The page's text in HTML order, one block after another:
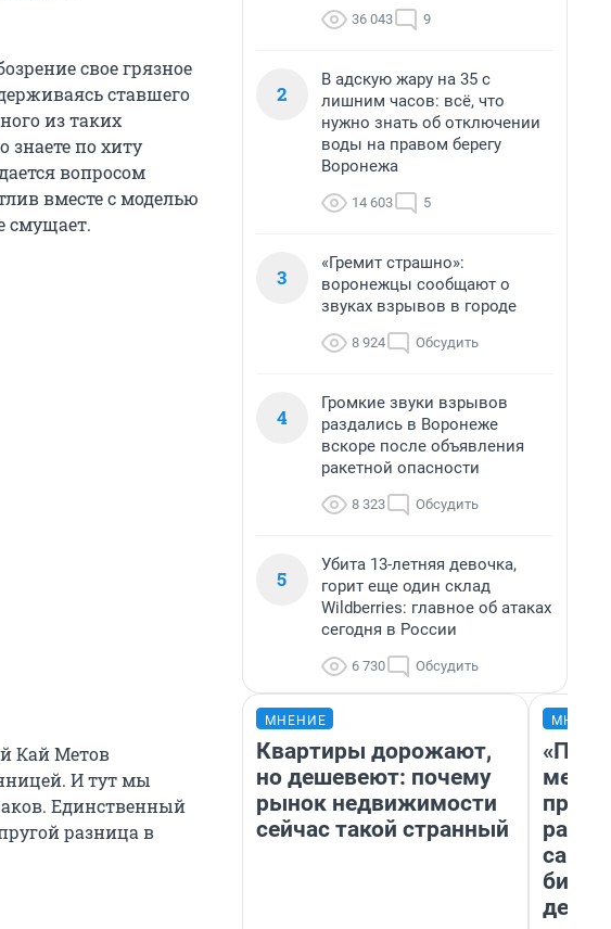
свое грязное
ставшего
из таких
знаете по хиту
вопросом
вместе с моделью
смущает.
Кай Метов
И тут мы
Единственный
разница в
36 043 9
2
В адскую жару на 35 с
лишним часов: всё, что
нужно знать об отключении
воды на правом берегу
Воронежа
14 603 5
3
«Гремит страшно»:
воронежцы сообщают о
звуках взрывов в городе
8 924 Обсудить
4
Громкие звуки взрывов
раздались в Воронеже
вскоре после объявления
ракетной опасности
8 323 Обсудить
5
Убита 13-летняя девочка,
горит еще один склад
Wildberries: главное об атаках
сегодня в России
6 730 Обсудить
МНЕНИЕ
Квартиры дорожают,
но дешевеют: почему
рынок недвижимости
сейчас такой странный